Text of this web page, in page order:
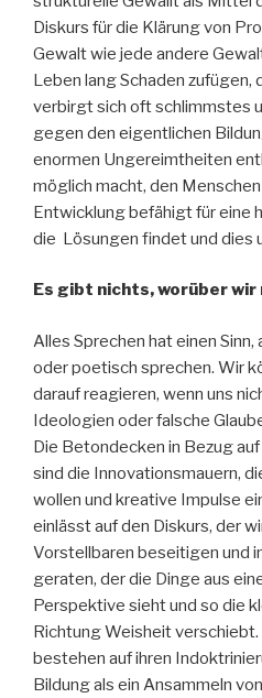
Diskurs für die Klärung von
Gewalt wie jede andere
Leben lang Schaden zufügen,
verbirgt sich oft schlimmstes
gegen den eigentlichen
enormen Ungereimtheiten
möglich macht, den
Entwicklung befähigt für eine
die Lösungen findet und dies
Es gibt nichts, worüber
Alles Sprechen hat einen
oder poetisch sprechen. Wir
darauf reagieren, wenn uns
Ideologien oder falsche
Die Betondecken in Bezug
sind die Innovationsmauern,
wollen und kreative Impulse
einlässt auf den Diskurs, der
Vorstellbaren beseitigen und
geraten, der die Dinge aus
Perspektive sieht und so die
Richtung Weisheit
bestehen auf ihren
Bildung als ein Ansammeln